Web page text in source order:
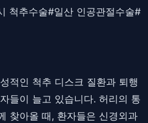
척추수술#일산 인공관절수술#
적인 척추 디스크 질환과 퇴행
들이 늘고 있습니다. 허리의 통
찾아올 때, 환자들은 신경외과